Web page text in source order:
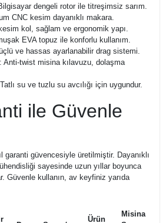
dengeli rotor ile titreşimsiz sarım.
CNC kesim dayanıklı makara.
kol, sağlam ve ergonomik yapı.
EVA topuz ile konforlu kullanım.
ve hassas ayarlanabilir drag sistemi.
: Anti-twist misina kılavuzu, dolaşma
su ve tuzlu su avcılığı için uygundur.
ile Güvenle
garanti güvencesiyle üretilmiştir. Dayanıklı
sayesinde uzun yıllar boyunca
Güvenle kullanın, av keyfiniz yarıda
Ürün
Misina